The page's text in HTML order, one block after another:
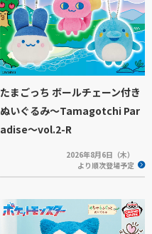
たまごっち ボールチェーン付き
ぬいぐるみ～Tamagotchi Par
adise～vol.2-R
2026年8月6日（木）
より順次登場予定